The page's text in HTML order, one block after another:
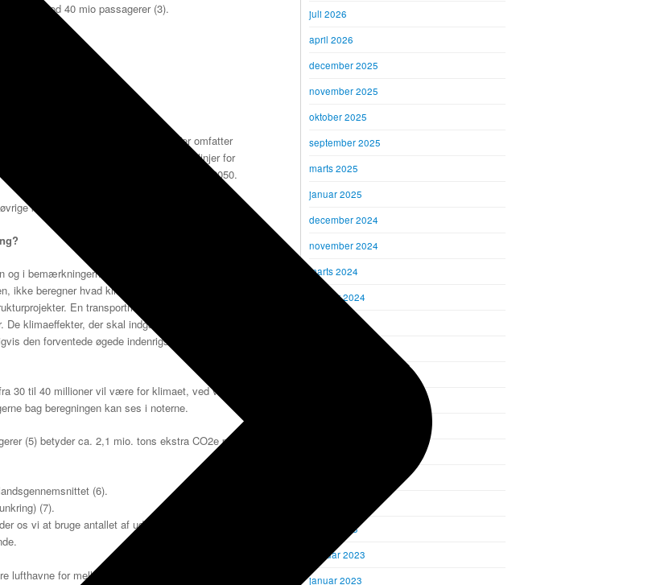
op mod 40 mio passagerer (3).
for dansk luftfart, der omfatter
skal rumme retningslinjer for
reduktionsmålet i 2030 og nul-emission i 2050.
kommentarer.
i bemærkningerne dertil er det helt uacceptabelt, at
ikke beregner hvad klimaeffekterne af den øgede
En transportminister er endda trådt
klimaeffekter, der skal indgå i behandlingen af
den forventede øgede indenrigs- og udenrigs
30 til 40 millioner vil være for klimaet, ved vi ikke
bag beregningen kan ses i noterne.
(5) betyder ca. 2,1 mio. tons ekstra CO2e pr år. I
(6).
(7).
os vi at bruge antallet af udrejser for samtlige
lufthavne for mellemlanding (fx Paris eller Frankfurt).
juli 2026
april 2026
december 2025
november 2025
oktober 2025
september 2025
marts 2025
januar 2025
december 2024
november 2024
marts 2024
februar 2024
januar 2024
marts 2023
februar 2023
januar 2023